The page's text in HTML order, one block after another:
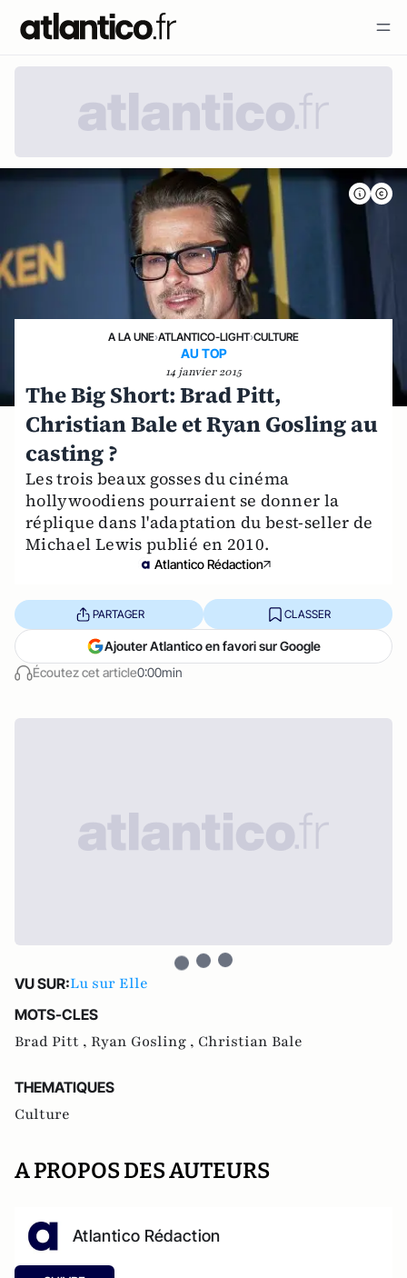
A LA UNE›ATLANTICO-LIGHT›CULTURE
AU TOP
14 janvier 2015
The Big Short: Brad Pitt,
Christian Bale et Ryan Gosling au
casting ?
Les trois beaux gosses du cinéma
hollywoodiens pourraient se donner la
réplique dans l'adaptation du best-seller de
Michael Lewis publié en 2010.
Atlantico Rédaction
Écoutez cet article0:00min
PARTAGER CLASSER
Ajouter Atlantico en favori sur Google
VU SUR:Lu sur Elle
MOTS-CLES
Brad Pitt , Ryan Gosling , Christian Bale
THEMATIQUES
Culture
A PROPOS DES AUTEURS
Atlantico Rédaction